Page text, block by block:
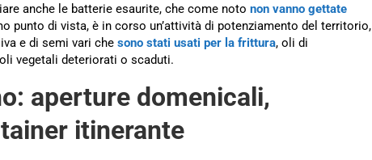
anche le batterie esaurite, che come noto non vanno gettate
punto di vista, è in corso un’attività di potenziamento del territorio,
e di semi vari che sono stati usati per la frittura, oli di
vegetali deteriorati o scaduti.
aperture domenicali,
itinerante